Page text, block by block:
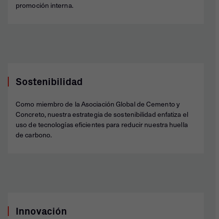
promoción interna.
Sostenibilidad
Como miembro de la Asociación Global de Cemento y
Concreto, nuestra estrategia de sostenibilidad enfatiza el
uso de tecnologías eficientes para reducir nuestra huella
de carbono.
Innovación